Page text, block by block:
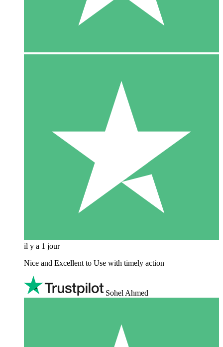
il y a 1 jour
Nice and Excellent to Use with timely action
Sohel Ahmed